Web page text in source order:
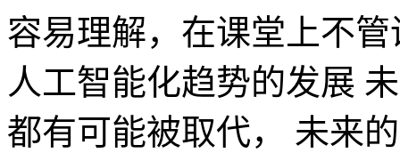
容易理解，在课堂上不
人工智能化趋势的发展
都有可能被取代， 未来